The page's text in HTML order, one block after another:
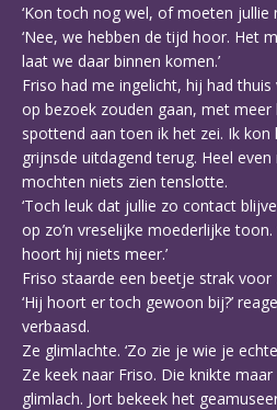
‘Kon toch nog wel, of moeten jullie
‘Nee, we hebben de tijd hoor. Het
laat we daar binnen komen.’
Friso had me ingelicht, hij had
op bezoek zouden gaan, met meer
spottend aan toen ik het zei. Ik kon
grijnsde uitdagend terug. Heel
mochten niets zien tenslotte.
‘Toch leuk dat jullie zo contact
op zo’n vreselijke moederlijke toon.
hoort hij niets meer.’
Friso staarde een beetje strak voor
‘Hij hoort er toch gewoon bij?’
verbaasd.
Ze glimlachte. ‘Zo zie je wie je
Ze keek naar Friso. Die knikte
glimlach. Jort bekeek het